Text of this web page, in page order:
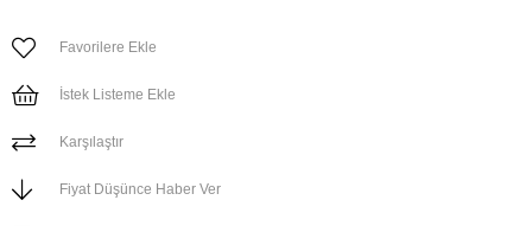
Favorilere Ekle
İstek Listeme Ekle
Karşılaştır
Fiyat Düşünce Haber Ver